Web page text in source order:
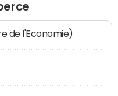
de l'Economie)